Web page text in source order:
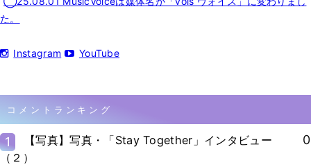
た。
Instagram YouTube
コメントランキング
1
【写真】写真・「Stay Together」インタビュー
（２）
0